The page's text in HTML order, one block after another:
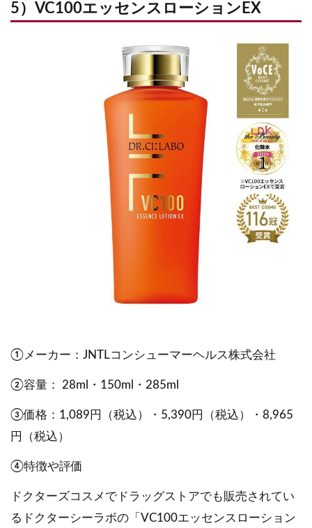
5）VC100エッセンスローションEX
①メーカー：JNTLコンシューマーヘルス株式会社
②容量： 28ml・150ml・285ml
③価格：1,089円（税込）・5,390円（税込）・8,965
円（税込）
④特徴や評価
ドクターズコスメでドラッグストアでも販売されてい
るドクターシーラボの「VC100エッセンスローション